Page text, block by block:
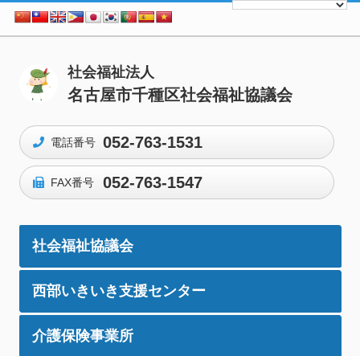
社会福祉法人
名古屋市千種区社会福祉協議会
電話番号 052-763-1531
FAX番号 052-763-1547
社会福祉協議会
西部いきいき支援センター
介護保険事業所